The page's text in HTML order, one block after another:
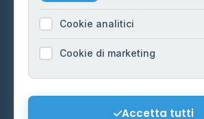
Cookie Policy
Preferenze Cookie
Mappa del sito
Cookie analitici
Cookie di marketing
Accetta tutti